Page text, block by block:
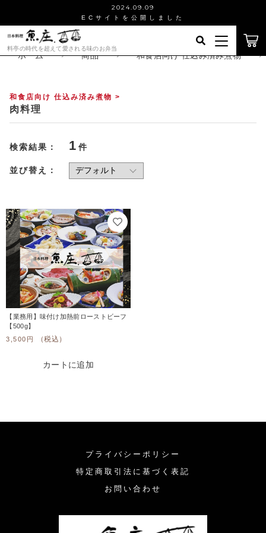
2024.09.09
ECサイトを公開しました
料亭の時代を超えて愛される味のお弁当
ホーム 商品 和食店向け 仕込み済み煮物
和食店向け 仕込み済み煮物 >
肉料理
検索結果： 1 件
並び替え：
【業務用】味付け加熱前ローストビーフ
【500g】
3,500 円 （税込）
カートに追加
プライバシーポリシー
特定商取引法に基づく表記
お問い合わせ
ログイン / 会員登録
お知らせ
ブログ
レトルト、あつあつ丼
近江牛ステーキ
和食店向け 仕込み済み煮物
その他の料理
価格帯
その他
在庫あり セール
並び順